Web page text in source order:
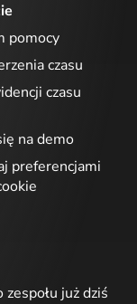
pomocy
czasu
czasu
na demo
preferencjami
już dziś